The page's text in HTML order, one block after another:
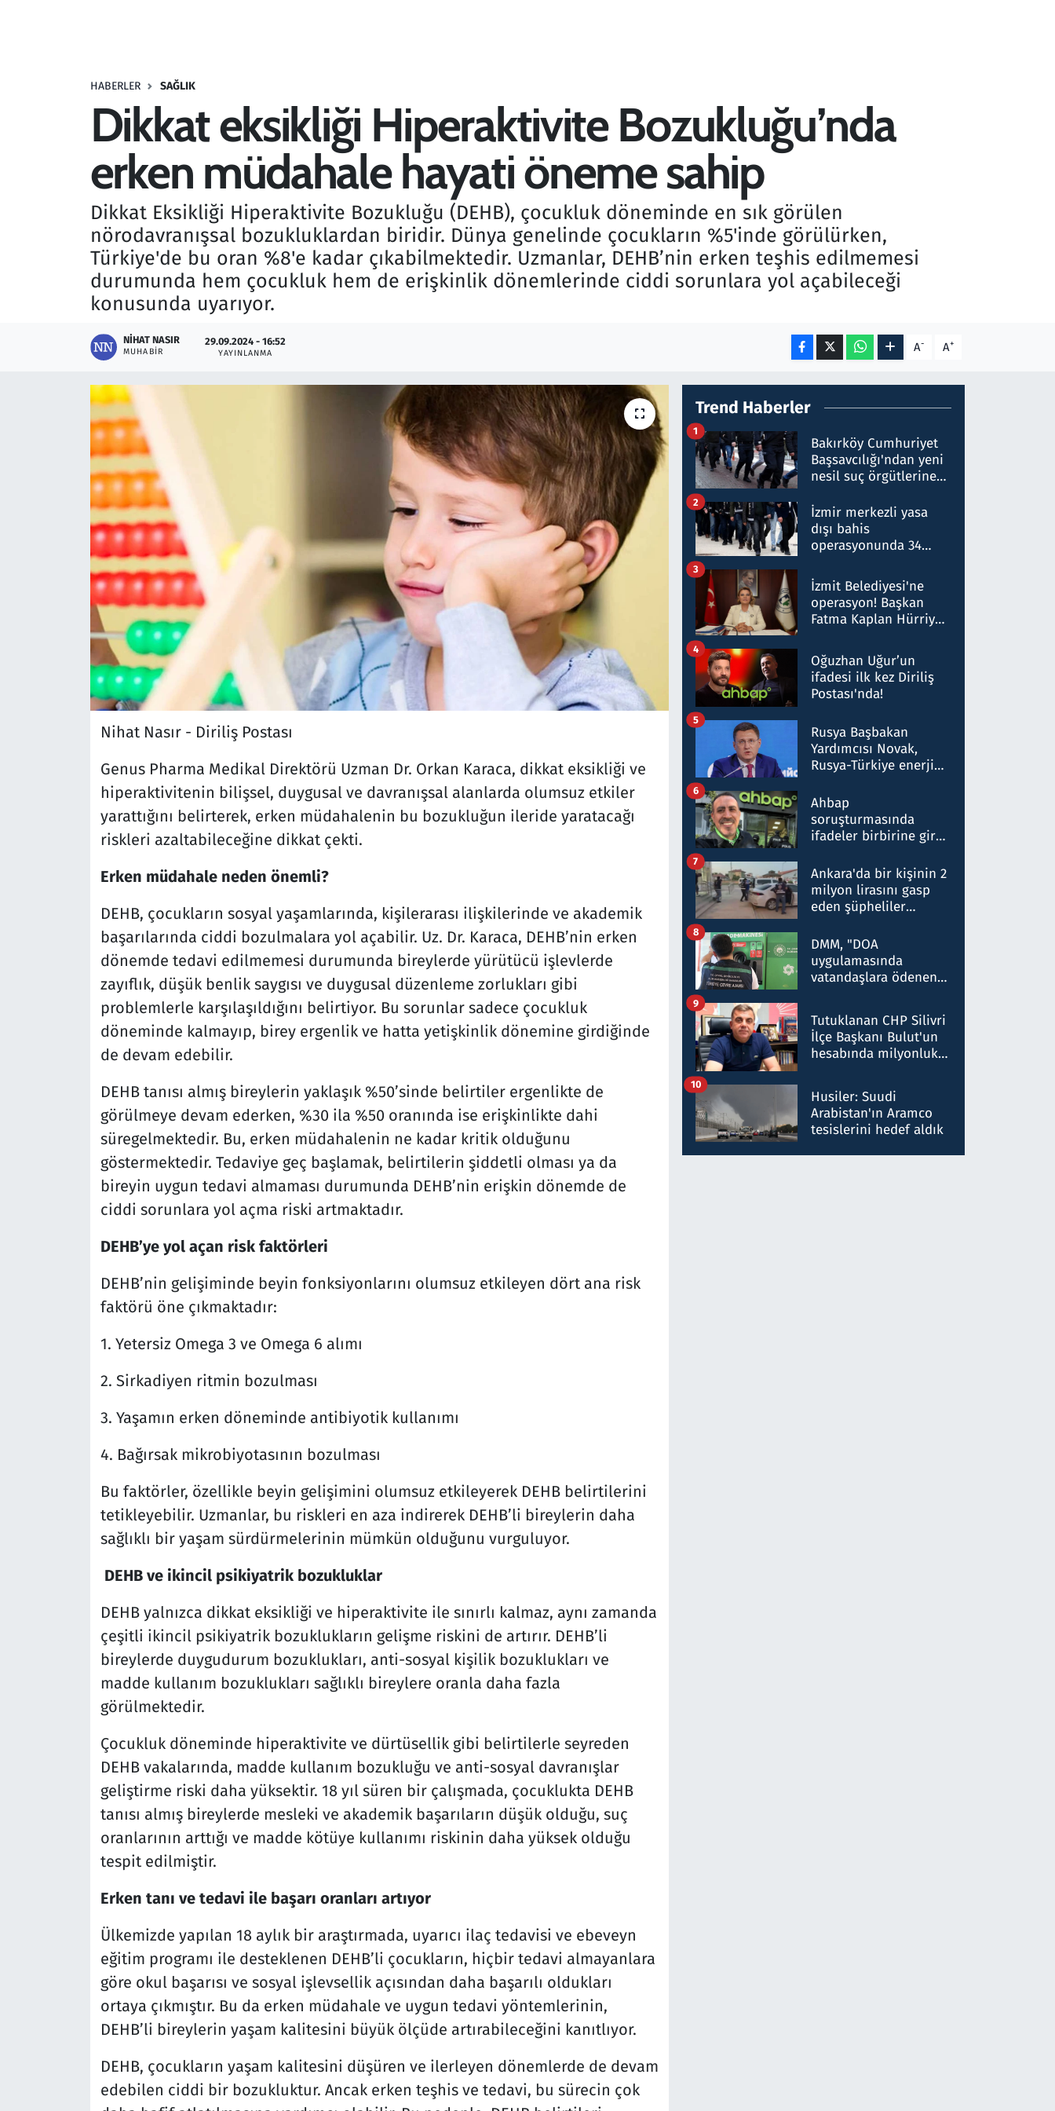
HABERLER SAĞLIK
Dikkat eksikliği Hiperaktivite Bozukluğu’nda
erken müdahale hayati öneme sahip
Dikkat Eksikliği Hiperaktivite Bozukluğu (DEHB), çocukluk döneminde en sık görülen
nörodavranışsal bozukluklardan biridir. Dünya genelinde çocukların %5'inde görülürken,
Türkiye'de bu oran %8'e kadar çıkabilmektedir. Uzmanlar, DEHB’nin erken teşhis edilmemesi
durumunda hem çocukluk hem de erişkinlik dönemlerinde ciddi sorunlara yol açabileceği
konusunda uyarıyor.
NIHAT NASIR
MUHABIR
29.09.2024 - 16:52
YAYINLANMA A- A+
Nihat Nasır - Diriliş Postası
Genus Pharma Medikal Direktörü Uzman Dr. Orkan Karaca, dikkat eksikliği ve
hiperaktivitenin bilişsel, duygusal ve davranışsal alanlarda olumsuz etkiler
yarattığını belirterek, erken müdahalenin bu bozukluğun ileride yaratacağı
riskleri azaltabileceğine dikkat çekti.
Erken müdahale neden önemli?
DEHB, çocukların sosyal yaşamlarında, kişilerarası ilişkilerinde ve akademik
başarılarında ciddi bozulmalara yol açabilir. Uz. Dr. Karaca, DEHB’nin erken
dönemde tedavi edilmemesi durumunda bireylerde yürütücü işlevlerde
zayıflık, düşük benlik saygısı ve duygusal düzenleme zorlukları gibi
problemlerle karşılaşıldığını belirtiyor. Bu sorunlar sadece çocukluk
döneminde kalmayıp, birey ergenlik ve hatta yetişkinlik dönemine girdiğinde
de devam edebilir.
DEHB tanısı almış bireylerin yaklaşık %50’sinde belirtiler ergenlikte de
görülmeye devam ederken, %30 ila %50 oranında ise erişkinlikte dahi
süregelmektedir. Bu, erken müdahalenin ne kadar kritik olduğunu
göstermektedir. Tedaviye geç başlamak, belirtilerin şiddetli olması ya da
bireyin uygun tedavi almaması durumunda DEHB’nin erişkin dönemde de
ciddi sorunlara yol açma riski artmaktadır.
DEHB’ye yol açan risk faktörleri
DEHB’nin gelişiminde beyin fonksiyonlarını olumsuz etkileyen dört ana risk
faktörü öne çıkmaktadır:
1. Yetersiz Omega 3 ve Omega 6 alımı
2. Sirkadiyen ritmin bozulması
3. Yaşamın erken döneminde antibiyotik kullanımı
4. Bağırsak mikrobiyotasının bozulması
Bu faktörler, özellikle beyin gelişimini olumsuz etkileyerek DEHB belirtilerini
tetikleyebilir. Uzmanlar, bu riskleri en aza indirerek DEHB’li bireylerin daha
sağlıklı bir yaşam sürdürmelerinin mümkün olduğunu vurguluyor.
DEHB ve ikincil psikiyatrik bozukluklar
DEHB yalnızca dikkat eksikliği ve hiperaktivite ile sınırlı kalmaz, aynı zamanda
çeşitli ikincil psikiyatrik bozuklukların gelişme riskini de artırır. DEHB’li
bireylerde duygudurum bozuklukları, anti-sosyal kişilik bozuklukları ve
madde kullanım bozuklukları sağlıklı bireylere oranla daha fazla
görülmektedir.
Çocukluk döneminde hiperaktivite ve dürtüsellik gibi belirtilerle seyreden
DEHB vakalarında, madde kullanım bozukluğu ve anti-sosyal davranışlar
geliştirme riski daha yüksektir. 18 yıl süren bir çalışmada, çocuklukta DEHB
tanısı almış bireylerde mesleki ve akademik başarıların düşük olduğu, suç
oranlarının arttığı ve madde kötüye kullanımı riskinin daha yüksek olduğu
tespit edilmiştir.
Erken tanı ve tedavi ile başarı oranları artıyor
Ülkemizde yapılan 18 aylık bir araştırmada, uyarıcı ilaç tedavisi ve ebeveyn
eğitim programı ile desteklenen DEHB’li çocukların, hiçbir tedavi almayanlara
göre okul başarısı ve sosyal işlevsellik açısından daha başarılı oldukları
ortaya çıkmıştır. Bu da erken müdahale ve uygun tedavi yöntemlerinin,
DEHB’li bireylerin yaşam kalitesini büyük ölçüde artırabileceğini kanıtlıyor.
DEHB, çocukların yaşam kalitesini düşüren ve ilerleyen dönemlerde de devam
edebilen ciddi bir bozukluktur. Ancak erken teşhis ve tedavi, bu sürecin çok
Trend Haberler
Bakırköy Cumhuriyet
Başsavcılığı'ndan yeni
nesil suç örgütlerine
hakkında gözaltı kararı
1
İzmir merkezli yasa
dışı bahis
operasyonunda 34
Milyar liralık para
trafiği tespit edildi
2
İzmit Belediyesi'ne
operasyon! Başkan
Fatma Kaplan Hürriyet
3
Oğuzhan Uğur’un
ifadesi ilk kez Diriliş
Postası'nda!
4
Rusya Başbakan
Yardımcısı Novak,
Rusya-Türkiye enerji
nitelikte olduğunu
belirtti
5
Ahbap
soruşturmasında
ifadeler birbirine girdi:
ifadelerinden ortaya
çıkan tablo şok etti
6
Ankara'da bir kişinin 2
milyon lirasını gasp
eden şüpheliler
7
DMM, "DOA
uygulamasında
vatandaşlara ödenen
düşürüldüğü" iddiasını
yalanladı
8
Tutuklanan CHP Silivri
İlçe Başkanı Bulut'un
hesabında milyonluk
talimat verdi, ben
gönderdim
9
Husiler: Suudi
Arabistan'ın Aramco
tesislerini hedef aldık
10
Savunma Sanayi
Teknoloji ve Bilim